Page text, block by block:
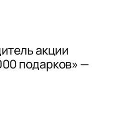
акции
подарков» —